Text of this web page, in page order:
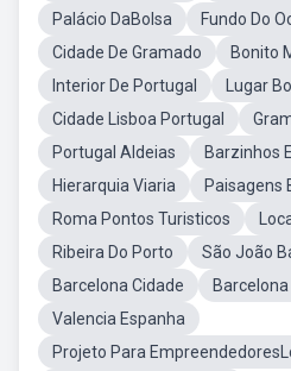
Palácio DaBolsa
Fundo Do
Cidade De Gramado
Bonito
Interior De Portugal
Lugar
Cidade Lisboa Portugal
Portugal Aldeias
Barzinhos
Hierarquia Viaria
Paisagens
Roma Pontos Turisticos
Ribeira Do Porto
São João
Barcelona Cidade
Valencia Espanha
Projeto Para